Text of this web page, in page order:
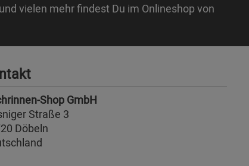
vielen mehr findest Du im Onlineshop von
Shop GmbH
Straße 3
Döbeln